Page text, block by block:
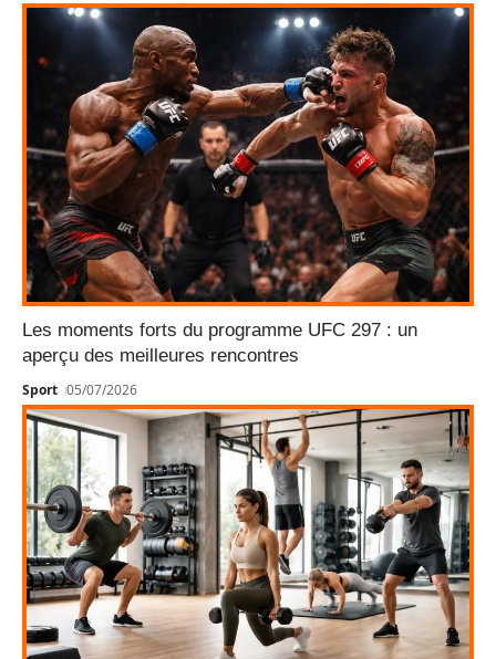
Les moments forts du programme UFC 297 : un
aperçu des meilleures rencontres
Sport 05/07/2026